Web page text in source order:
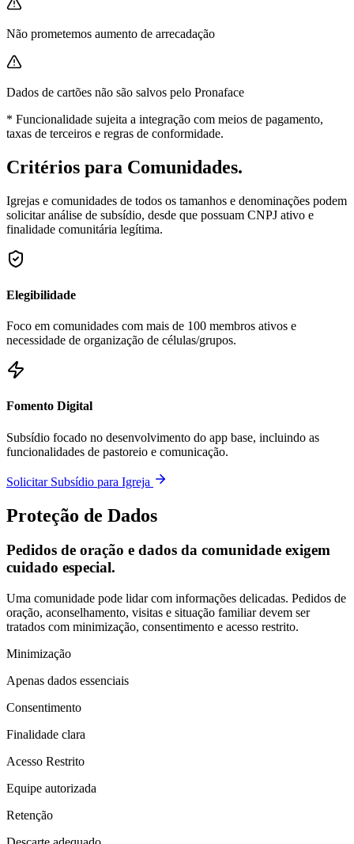
Não prometemos aumento de arrecadação
Dados de cartões não são salvos pelo Pronaface
* Funcionalidade sujeita a integração com meios de pagamento,
taxas de terceiros e regras de conformidade.
Critérios para Comunidades.
Igrejas e comunidades de todos os tamanhos e denominações podem
solicitar análise de subsídio, desde que possuam CNPJ ativo e
finalidade comunitária legítima.
Elegibilidade
Foco em comunidades com mais de 100 membros ativos e
necessidade de organização de células/grupos.
Fomento Digital
Subsídio focado no desenvolvimento do app base, incluindo as
funcionalidades de pastoreio e comunicação.
Solicitar Subsídio para Igreja
Proteção de Dados
Pedidos de oração e dados da comunidade exigem
cuidado especial.
Uma comunidade pode lidar com informações delicadas. Pedidos de
oração, aconselhamento, visitas e situação familiar devem ser
tratados com minimização, consentimento e acesso restrito.
Minimização
Apenas dados essenciais
Consentimento
Finalidade clara
Acesso Restrito
Equipe autorizada
Retenção